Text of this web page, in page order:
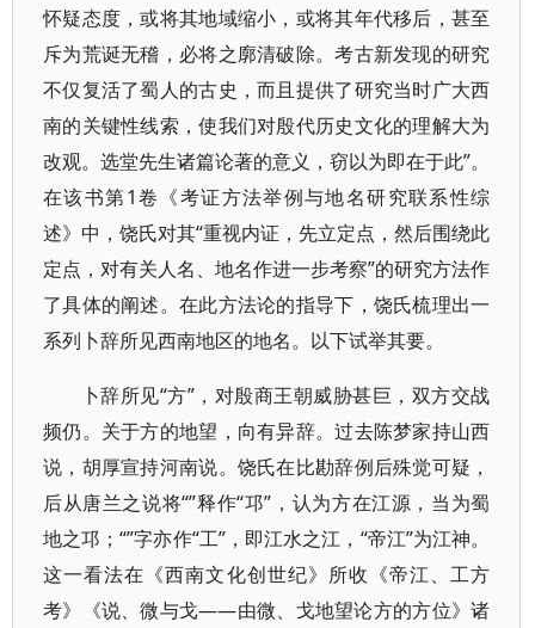
怀疑态度，或将其地域缩小，或将其年代移后，甚至
斥为荒诞无稽，必将之廓清破除。考古新发现的研究
不仅复活了蜀人的古史，而且提供了研究当时广大西
南的关键性线索，使我们对殷代历史文化的理解大为
改观。选堂先生诸篇论著的意义，窃以为即在于此”。
在该书第1卷《考证方法举例与地名研究联系性综
述》中，饶氏对其“重视内证，先立定点，然后围绕此
定点，对有关人名、地名作进一步考察”的研究方法作
了具体的阐述。在此方法论的指导下，饶氏梳理出一
系列卜辞所见西南地区的地名。以下试举其要。
卜辞所见“方”，对殷商王朝威胁甚巨，双方交战
频仍。关于方的地望，向有异辞。过去陈梦家持山西
说，胡厚宣持河南说。饶氏在比勘辞例后殊觉可疑，
后从唐兰之说将“”释作“邛”，认为方在江源，当为蜀
地之邛；“”字亦作“工”，即江水之江，“帝江”为江神。
这一看法在《西南文化创世纪》所收《帝江、工方
考》《说、微与戈——由微、戈地望论方的方位》诸